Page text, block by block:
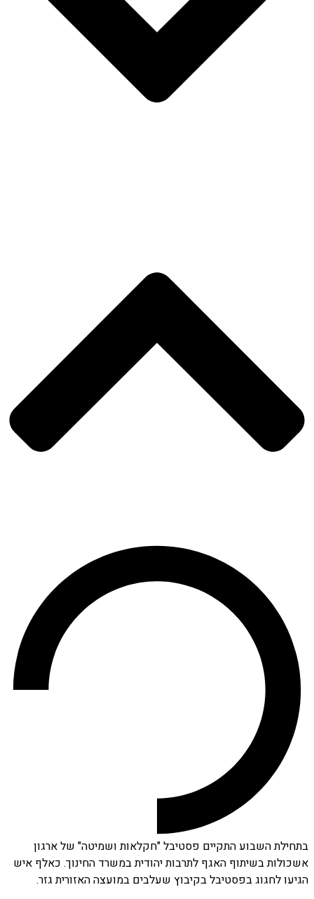
בתחילת השבוע התקיים פסטיבל "חקלאות ושמיטה" של ארגון
אשכולות בשיתוף האגף לתרבות יהודית במשרד החינוך. כאלף איש
הגיעו לחגוג בפסטיבל בקיבוץ שעלבים במועצה האזורית גזר.